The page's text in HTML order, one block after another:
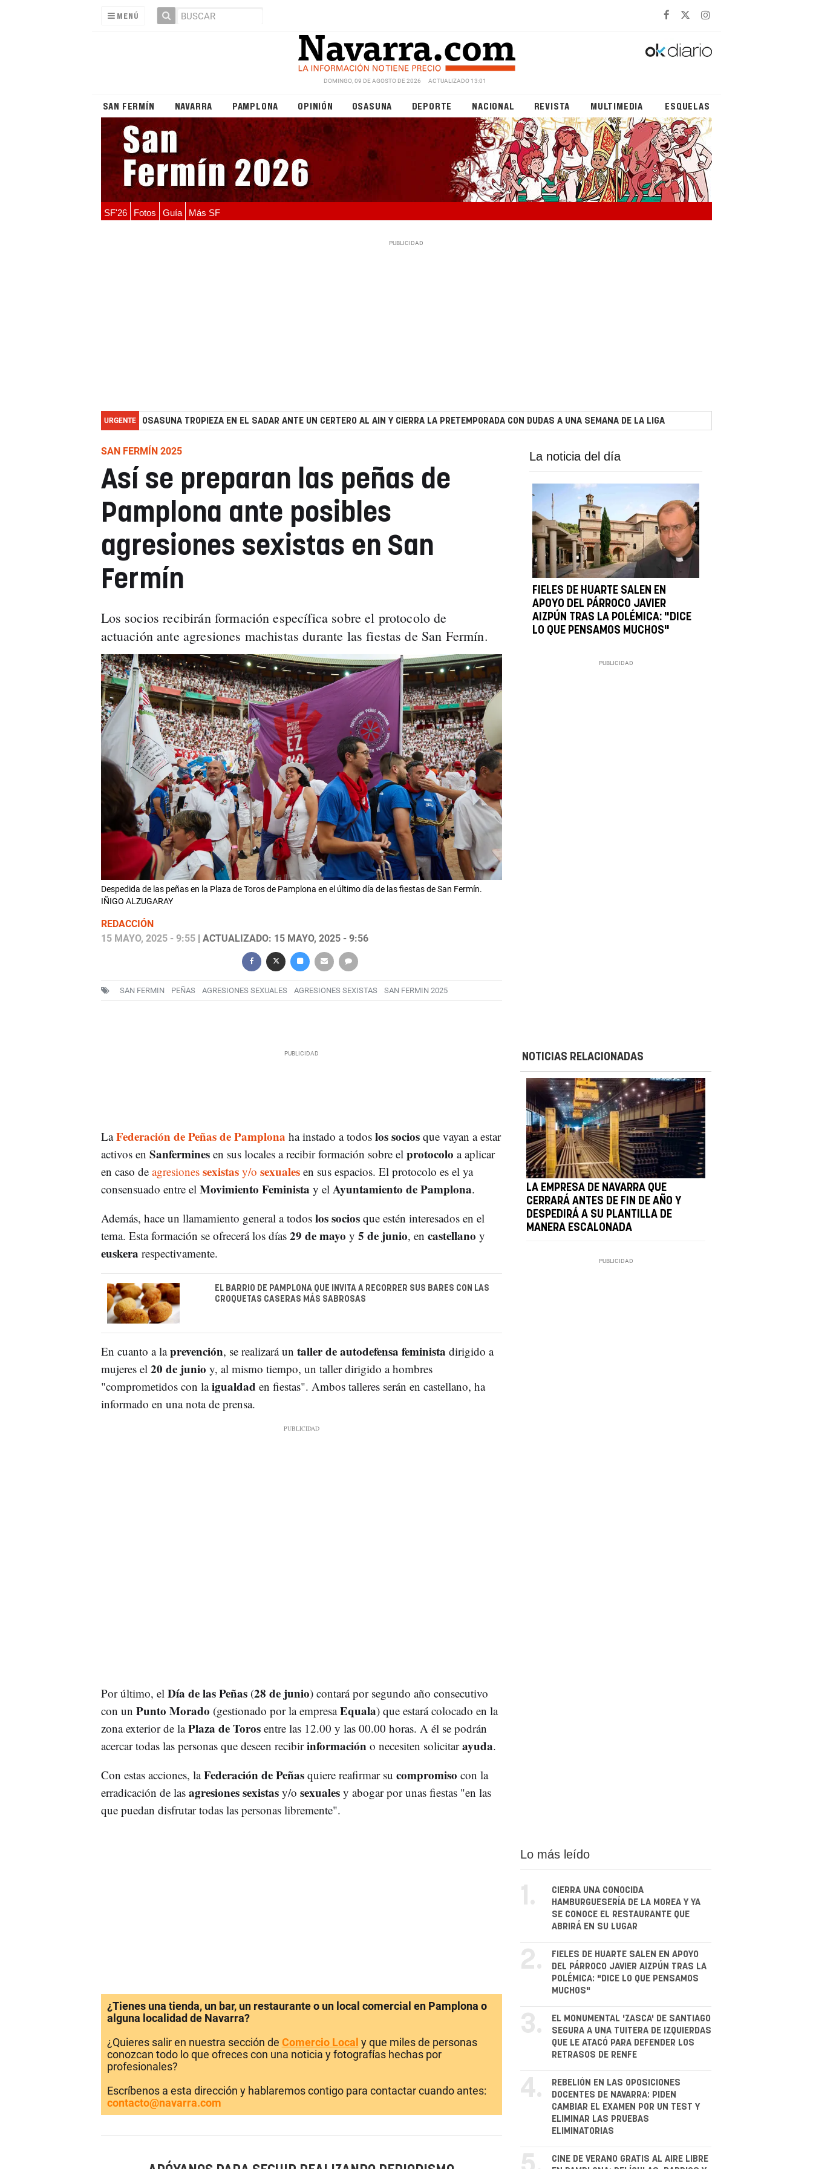
MENÚ
DOMINGO, 09 DE AGOSTO DE 2026 ACTUALIZADO 13:01
SAN FERMÍN NAVARRA PAMPLONA OPINIÓN OSASUNA DEPORTE NACIONAL REVISTA MULTIMEDIA ESQUELAS
SF'26 Fotos Guía Más SF
URGENTE OSASUNA TROPIEZA EN EL SADAR ANTE UN CERTERO AL AIN Y CIERRA LA PRETEMPORADA CON DUDAS A UNA SEMANA DE LA LIGA
SAN FERMÍN 2025
Así se preparan las peñas de
Pamplona ante posibles
agresiones sexistas en San
Fermín
Los socios recibirán formación específica sobre el protocolo de
actuación ante agresiones machistas durante las fiestas de San Fermín.
Despedida de las peñas en la Plaza de Toros de Pamplona en el último día de las fiestas de San Fermín.
IÑIGO ALZUGARAY
REDACCIÓN
15 MAYO, 2025 - 9:55| ACTUALIZADO: 15 MAYO, 2025 - 9:56
SAN FERMIN PEÑAS AGRESIONES SEXUALES AGRESIONES SEXISTAS SAN FERMIN 2025
La noticia del día
FIELES DE HUARTE SALEN EN
APOYO DEL PÁRROCO JAVIER
AIZPÚN TRAS LA POLÉMICA: "DICE
LO QUE PENSAMOS MUCHOS"
LaFederación de Peñas de Pamplona ha instado a todos los sociosque vayan a estar
activos en Sanferminesen sus locales a recibir formación sobre el protocolo a aplicar
en caso de agresiones sexistasy/o sexuales en sus espacios. El protocolo es el ya
consensuado entre el Movimiento Feminista y el Ayuntamiento de Pamplona.
Además, hace un llamamiento general a todos los sociosque estén interesados en el
tema. Esta formación se ofrecerá los días 29 de mayo y 5 de junio, en castellano y
euskera respectivamente.
EL BARRIO DE PAMPLONA QUE INVITA A RECORRER SUS BARES CON LAS
CROQUETAS CASERAS MÁS SABROSAS
En cuanto a laprevención, se realizará un taller de autodefensa feminista dirigido a
mujeres el 20 de junio y, al mismo tiempo, un taller dirigido a hombres
"comprometidos con laigualdad en fiestas". Ambos talleres serán en castellano, ha
informado en una nota de prensa.
Por último, el Día de las Peñas(28 de junio) contará por segundo año consecutivo
con un Punto Morado (gestionado por la empresaEquala) que estará colocado en la
zona exterior de laPlaza de Torosentre las 12.00 y las 00.00 horas. A él se podrán
acercar todas las personas que deseen recibirinformacióno necesiten solicitarayuda.
Con estas acciones, laFederación de Peñasquiere reafirmar su compromiso con la
erradicación de las agresiones sexistasy/o sexualesy abogar por unas fiestas "en las
que puedan disfrutar todas las personas libremente".
NOTICIAS RELACIONADAS
LA EMPRESA DE NAVARRA QUE
CERRARÁ ANTES DE FIN DE AÑO Y
DESPEDIRÁ A SU PLANTILLA DE
MANERA ESCALONADA
¿Tienes una tienda, un bar, un restaurante o un local comercial en Pamplona o
alguna localidad de Navarra?
¿Quieres salir en nuestra sección de Comercio Local y que miles de personas
conozcan todo lo que ofreces con una noticia y fotografías hechas por
profesionales?
Escríbenos a esta dirección y hablaremos contigo para contactar cuando antes:
contacto@navarra.com
Lo más leído
1.
CIERRA UNA CONOCIDA
HAMBURGUESERÍA DE LA MOREA Y YA
SE CONOCE EL RESTAURANTE QUE
ABRIRÁ EN SU LUGAR
2.
FIELES DE HUARTE SALEN EN APOYO
DEL PÁRROCO JAVIER AIZPÚN TRAS LA
POLÉMICA: "DICE LO QUE PENSAMOS
MUCHOS"
3.
EL MONUMENTAL 'ZASCA' DE SANTIAGO
SEGURA A UNA TUITERA DE IZQUIERDAS
QUE LE ATACÓ PARA DEFENDER LOS
RETRASOS DE RENFE
4.
REBELIÓN EN LAS OPOSICIONES
DOCENTES DE NAVARRA: PIDEN
CAMBIAR EL EXAMEN POR UN TEST Y
ELIMINAR LAS PRUEBAS
ELIMINATORIAS
CINE DE VERANO GRATIS AL AIRE LIBRE